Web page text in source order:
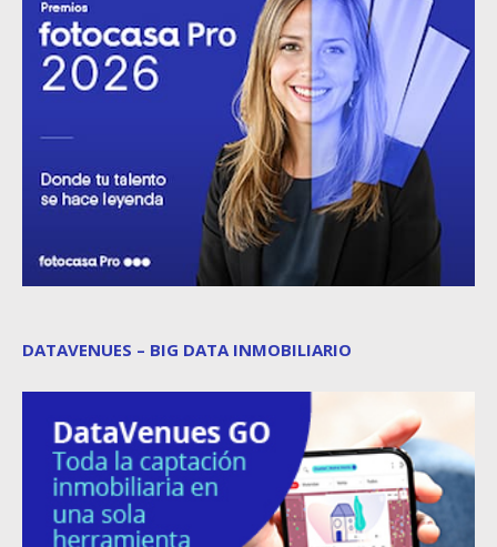
DATAVENUES – BIG DATA INMOBILIARIO